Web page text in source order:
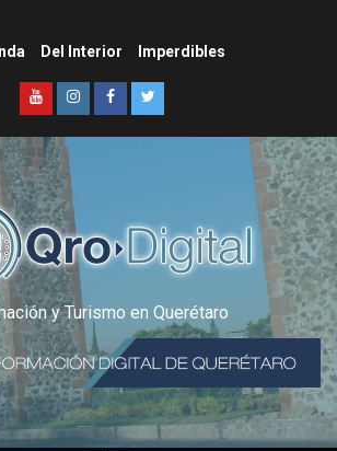
Del Interior Imperdibles
y Turismo en Querétaro